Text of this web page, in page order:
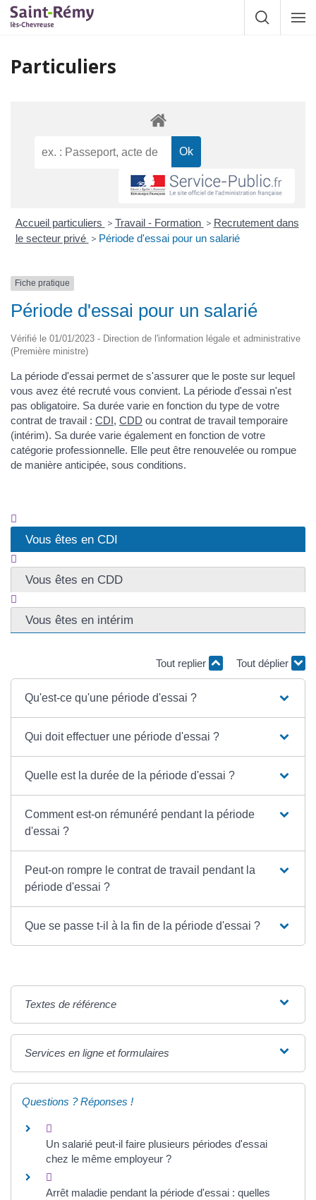
Gestion des traceurs
Afficher la
Particuliers
Accueil particuliers > Travail - Formation > Recrutement dans
le secteur privé > Période d'essai pour un salarié
Fiche pratique
Période d'essai pour un salarié
Vérifié le 01/01/2023 - Direction de l'information légale et administrative
(Première ministre)
La période d'essai permet de s'assurer que le poste sur lequel
vous avez été recruté vous convient. La période d'essai n'est
pas obligatoire. Sa durée varie en fonction du type de votre
contrat de travail : CDI, CDD ou contrat de travail temporaire
(intérim). Sa durée varie également en fonction de votre
catégorie professionnelle. Elle peut être renouvelée ou rompue
de manière anticipée, sous conditions.
Vous êtes en CDI
Vous êtes en CDD
Vous êtes en intérim
Tout replier Tout déplier
Qu'est-ce qu'une période d'essai ?
Qui doit effectuer une période d'essai ?
Quelle est la durée de la période d'essai ?
Comment est-on rémunéré pendant la période
d'essai ?
Peut-on rompre le contrat de travail pendant la
période d'essai ?
Que se passe t-il à la fin de la période d'essai ?
Textes de référence
Services en ligne et formulaires
Questions ? Réponses !
Un salarié peut-il faire plusieurs périodes d'essai
chez le même employeur ?
Arrêt maladie pendant la période d'essai : quelles